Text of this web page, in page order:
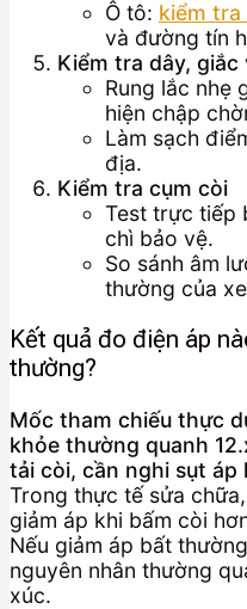
Ô tô: kiểm
và đường tín
Kiểm tra dây, giắc
Rung lắc nhẹ
hiện chập
Làm sạch
địa.
Kiểm tra cụm còi
Test trực tiếp
chì bảo vệ.
So sánh âm
thường của
Kết quả đo điện áp
thường?
Mốc tham chiếu thực
khỏe thường quanh
tải còi, cần nghi sụt áp
Trong thực tế sửa
giảm áp khi bấm còi
Nếu giảm áp bất
nguyên nhân thường
xúc.